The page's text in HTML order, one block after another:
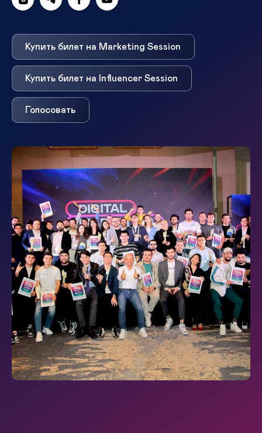
Купить билет на Marketing Session
Купить билет на Influencer Session
Голосовать